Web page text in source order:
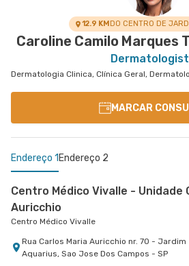
12.9 KMDO CENTRO DE
Caroline Camilo Marques
MARCAR
Endereço 1 Endereço 2
Centro Médico Vivalle - Unidade
Auricchio
Centro Médico Vivalle
Rua Carlos Maria Auricchio nr. 70 - Jardim
Aquarius, Sao Jose Dos Campos - SP